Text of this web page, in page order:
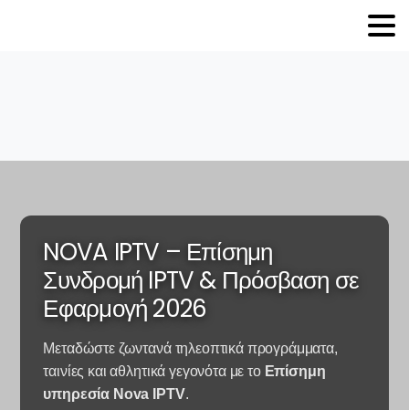
NOVA IPTV – Επίσημη
Συνδρομή IPTV & Πρόσβαση σε
Εφαρμογή 2026
Μεταδώστε ζωντανά τηλεοπτικά προγράμματα,
ταινίες και αθλητικά γεγονότα με το Επίσημη
υπηρεσία Nova IPTV.